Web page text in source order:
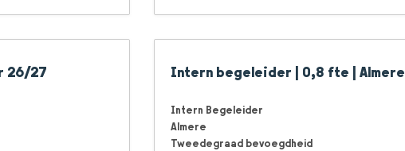
26/27 Intern begeleider | 0,8 fte | Almere
Intern Begeleider
Almere
Tweedegraad bevoegdheid